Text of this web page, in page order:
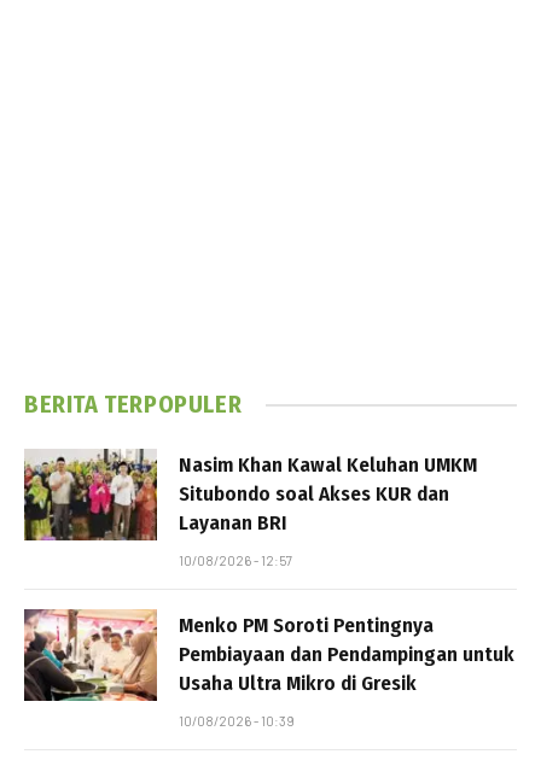
BERITA TERPOPULER
Nasim Khan Kawal Keluhan UMKM
Situbondo soal Akses KUR dan
Layanan BRI
10/08/2026 - 12:57
Menko PM Soroti Pentingnya
Pembiayaan dan Pendampingan untuk
Usaha Ultra Mikro di Gresik
10/08/2026 - 10:39